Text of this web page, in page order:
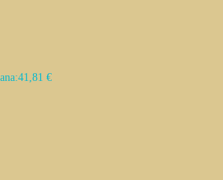
41,81 €